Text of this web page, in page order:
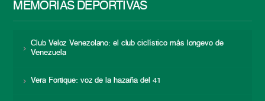
MEMORIAS DEPORTIVAS
Club Veloz Venezolano: el club ciclístico más longevo de
Venezuela
Vera Fortique: voz de la hazaña del 41